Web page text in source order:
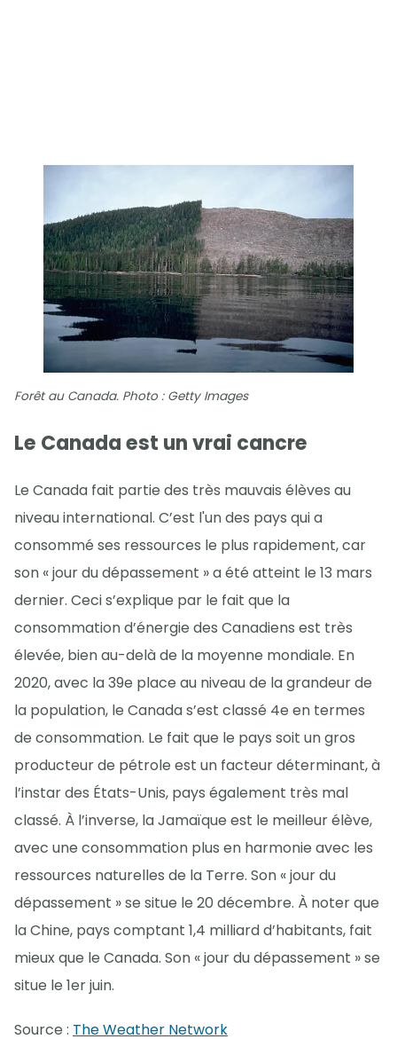
Forêt au Canada. Photo : Getty Images
Le Canada est un vrai cancre
Le Canada fait partie des très mauvais élèves au
niveau international. C’est l'un des pays qui a
consommé ses ressources le plus rapidement, car
son « jour du dépassement » a été atteint le 13 mars
dernier. Ceci s’explique par le fait que la
consommation d’énergie des Canadiens est très
élevée, bien au-delà de la moyenne mondiale. En
2020, avec la 39e place au niveau de la grandeur de
la population, le Canada s’est classé 4e en termes
de consommation. Le fait que le pays soit un gros
producteur de pétrole est un facteur déterminant, à
l’instar des États-Unis, pays également très mal
classé. À l’inverse, la Jamaïque est le meilleur élève,
avec une consommation plus en harmonie avec les
ressources naturelles de la Terre. Son « jour du
dépassement » se situe le 20 décembre. À noter que
la Chine, pays comptant 1,4 milliard d’habitants, fait
mieux que le Canada. Son « jour du dépassement » se
situe le 1er juin.
Source : The Weather Network